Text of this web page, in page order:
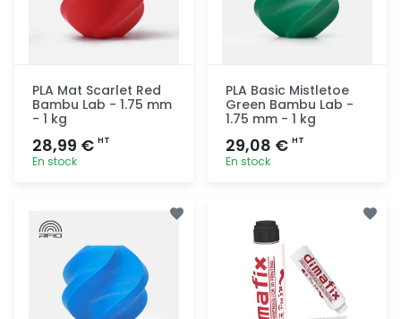
PLA Mat Scarlet Red
Bambu Lab - 1.75 mm
- 1 kg
28,99 € HT
En stock
PLA Basic Mistletoe
Green Bambu Lab -
1.75 mm - 1 kg
29,08 € HT
En stock